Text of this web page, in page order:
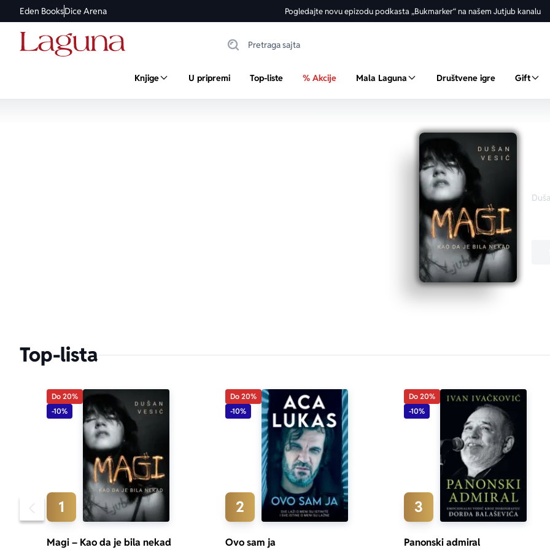
Eden BooksDice Arena Pogledajte novu epizodu podkasta „Bukmarker“ na našem Jutjub kanalu
Knjige U pripremi Top-liste % Akcije Mala Laguna Društvene igre Gift
Top-lista
Pomeranje sadržaja slajdera u levo
Do 20%
-10%
1
Magi – Kao da je bila nekad
Do 20%
-10%
2
Ovo sam ja
Do 20%
-10%
3
Panonski admiral